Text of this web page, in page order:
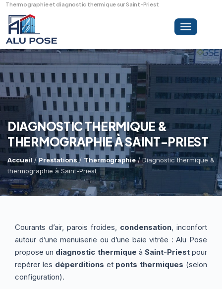
Thermographie et diagnostic thermique sur Saint-Priest
LA SOCIÉTÉ
PRESTATIONS
Dépannage Vitrages
Vitrine Magasin
Expertise Bris De Glace
Thermographie
MINI-GRUE ARAIGNÉE
Capacité De Levage RÉFÉRENCES
ACTUALITÉS
Toggle
DIAGNOSTIC THERMIQUE &
THERMOGRAPHIE À SAINT-PRIEST
Accueil /Prestations / Thermographie/ Diagnostic thermique &
thermographie à Saint-Priest
Courants d’air, parois froides, condensation , inconfort
autour d’une menuiserie ou d’une baie vitrée : Alu Pose
propose un diagnostic thermique à Saint-Priestpour
repérer les déperditions et ponts thermiques (selon
configuration).